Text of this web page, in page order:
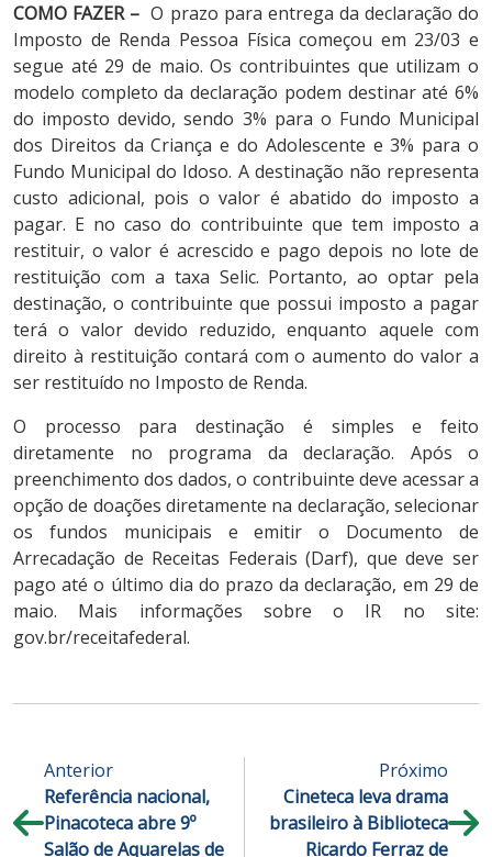
COMO FAZER –O prazo para entrega da declaração do
Imposto de Renda Pessoa Física começou em 23/03 e
segue até 29 de maio. Os contribuintes que utilizam o
modelo completo da declaração podem destinar até 6%
do imposto devido, sendo 3% para o Fundo Municipal
dos Direitos da Criança e do Adolescente e 3% para o
Fundo Municipal do Idoso. A destinação não representa
custo adicional, pois o valor é abatido do imposto a
pagar. E no caso do contribuinte que tem imposto a
restituir, o valor é acrescido e pago depois no lote de
restituição com a taxa Selic. Portanto, ao optar pela
destinação, o contribuinte que possui imposto a pagar
terá o valor devido reduzido, enquanto aquele com
direito à restituição contará com o aumento do valor a
ser restituído no Imposto de Renda.
O processo para destinação é simples e feito
diretamente no programa da declaração. Após o
preenchimento dos dados, o contribuinte deve acessar a
opção de doações diretamente na declaração, selecionar
os fundos municipais e emitir o Documento de
Arrecadação de Receitas Federais (Darf), que deve ser
pago até o último dia do prazo da declaração, em 29 de
maio. Mais informações sobre o IR no site:
gov.br/receitafederal.
Anterior
Referência nacional,
Pinacoteca abre 9º
Salão de Aquarelas de
Próximo
Cineteca leva drama
brasileiro à Biblioteca
Ricardo Ferraz de